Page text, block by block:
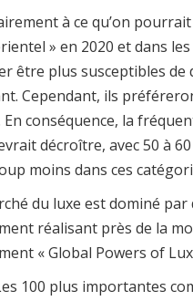
à ce qu’on
» en 2020 et dans
être plus susceptibles
Cependant, ils
En conséquence, la
décroître, avec 50 à
moins dans ces
du luxe est dominé
réalisant près de la
« Global Powers of
100 plus importantes